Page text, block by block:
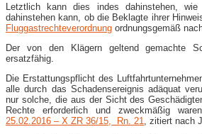
Letztlich kann dies indes dahinstehen,
dahinstehen kann, ob die Beklagte ihrer
Fluggastrechteverordnung ordnungsgemäß
Der von den Klägern geltend gemachte
ersatzfähig.
Die Erstattungspflicht des
alle durch das Schadensereignis adäquat
nur solche, die aus der Sicht des
Rechte erforderlich und zweckmäßig
25.02.2016 – X ZR 36/15, Rn. 21
, zitiert nach